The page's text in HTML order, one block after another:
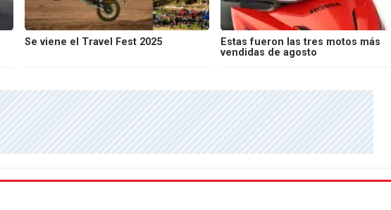
Se viene el Travel Fest 2025
Estas fueron las tres motos más
vendidas de agosto